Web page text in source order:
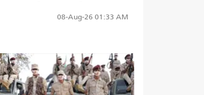
08-Aug-26 01:33 AM